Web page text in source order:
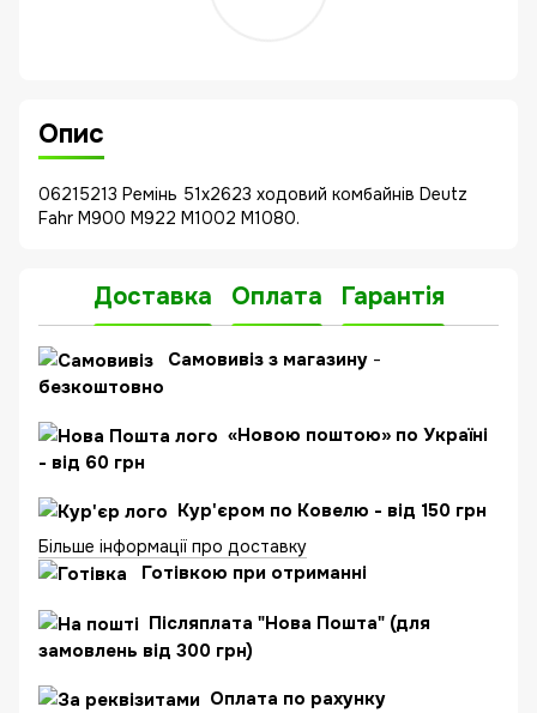
Опис
06215213 Ремінь 51x2623 ходовий комбайнів Deutz
Fahr M900 M922 M1002 M1080.
Доставка Оплата Гарантія
Самовивіз з магазину -
безкоштовно
«Новою поштою» по Україні
- від 60 грн
Кур'єром по Ковелю - від 150 грн
Більше інформації про доставку
Готівкою при отриманні
Післяплата "Нова Пошта" (для
замовлень від 300 грн)
Оплата по рахунку